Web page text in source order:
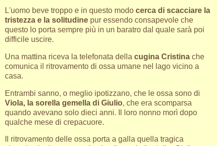
L'uomo beve troppo e in questo modo cerca di scacciare la
tristezza e la solitudine pur essendo consapevole che
questo lo porta sempre più in un baratro dal quale sarà poi
difficile uscire.
Una mattina riceva la telefonata della cugina Cristina che
comunica il ritrovamento di ossa umane nel lago vicino a
casa.
Entrambi sanno, o meglio ipotizzano, che le ossa sono di
Viola, la sorella gemella di Giulio, che era scomparsa
quando avevano solo dieci anni. Il loro nonno morì dopo
qualche mese di crepacuore.
Il ritrovamento delle ossa porta a galla quella tragica